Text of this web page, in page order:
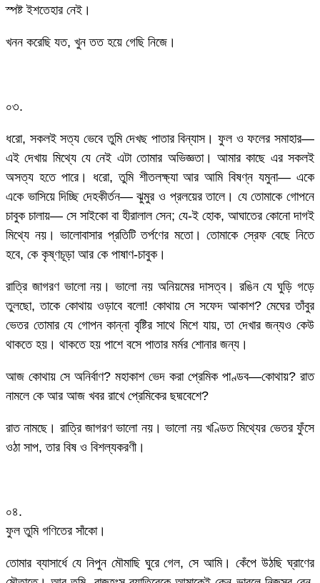
স্পষ্ট ইশতেহার নেই।
খনন করেছি যত, খুন তত হয়ে গেছি নিজে।
০৩.
ধরো, সকলই সত্য ভেবে তুমি দেখছ পাতার বিন্যাস। ফুল ও ফলের সমাহার—
এই দেখায় মিথ্যে যে নেই এটা তোমার অভিজ্ঞতা। আমার কাছে এর সকলই
অসত্য হতে পারে। ধরো, তুমি শীতলক্ষ্যা আর আমি বিষণ্ন যমুনা— একে
একে ভাসিয়ে দিচ্ছি দেহকীর্তন— ঝুমুর ও প্রলয়ের তালে। যে তোমাকে গোপনে
চাবুক চালায়— সে সাইকো বা হীরালাল সেন; যে-ই হোক, আঘাতের কোনো দাগই
মিথ্যে নয়। ভালোবাসার প্রতিটি তর্পণের মতো। তোমাকে স্রেফ বেছে নিতে
হবে, কে কৃষ্ণচূড়া আর কে পাষাণ-চাবুক।
রাত্রি জাগরণ ভালো নয়। ভালো নয় অনিয়মের দাসত্ব। রঙিন যে ঘুড়ি গড়ে
তুলছো, তাকে কোথায় ওড়াবে বলো! কোথায় সে সফেদ আকাশ? মেঘের তাঁবুর
ভেতর তোমার যে গোপন কান্না বৃষ্টির সাথে মিশে যায়, তা দেখার জন্যও কেউ
থাকতে হয়। থাকতে হয় পাশে বসে পাতার মর্মর শোনার জন্য।
আজ কোথায় সে অনির্বাণ? মহাকাশ ভেদ করা প্রেমিক পাণ্ডব—কোথায়? রাত
নামলে কে আর আজ খবর রাখে প্রেমিকের ছদ্মবেশে?
রাত নামছে। রাত্রি জাগরণ ভালো নয়। ভালো নয় খণ্ডিত মিথ্যের ভেতর ফুঁসে
ওঠা সাপ, তার বিষ ও বিশল্যকরণী।
০৪.
ফুল তুমি গণিতের সাঁকো।
তোমার ব্যাসার্ধে যে নিপুন মৌমাছি ঘুরে গেল, সে আমি। কেঁপে উঠছি ঘ্রাণের